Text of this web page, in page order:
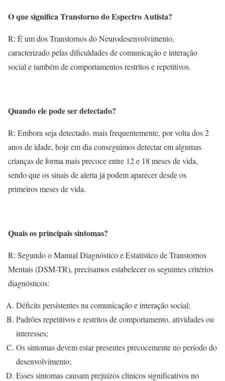
O que significa Transtorno do Espectro Autista?
R: É um dos Transtornos do Neurodesenvolvimento,
caracterizado pelas dificuldades de comunicação e interação
social e também de comportamentos restritos e repetitivos.
Quando ele pode ser detectado?
R: Embora seja detectado, mais frequentemente, por volta dos 2
anos de idade, hoje em dia conseguimos detectar em algumas
crianças de forma mais precoce entre 12 e 18 meses de vida,
sendo que os sinais de alerta já podem aparecer desde os
primeiros meses de vida.
Quais os principais sintomas?
R: Segundo o Manual Diagnóstico e Estatístico de Transtornos
Mentais (DSM-TR), precisamos estabelecer os seguintes critérios
diagnósticos:
Déficits persistentes na comunicação e interação social;
Padrões repetitivos e restritos de comportamento, atividades ou
interesses;
Os sintomas devem estar presentes precocemente no período do
desenvolvimento;
Esses sintomas causam prejuízos clínicos significativos no